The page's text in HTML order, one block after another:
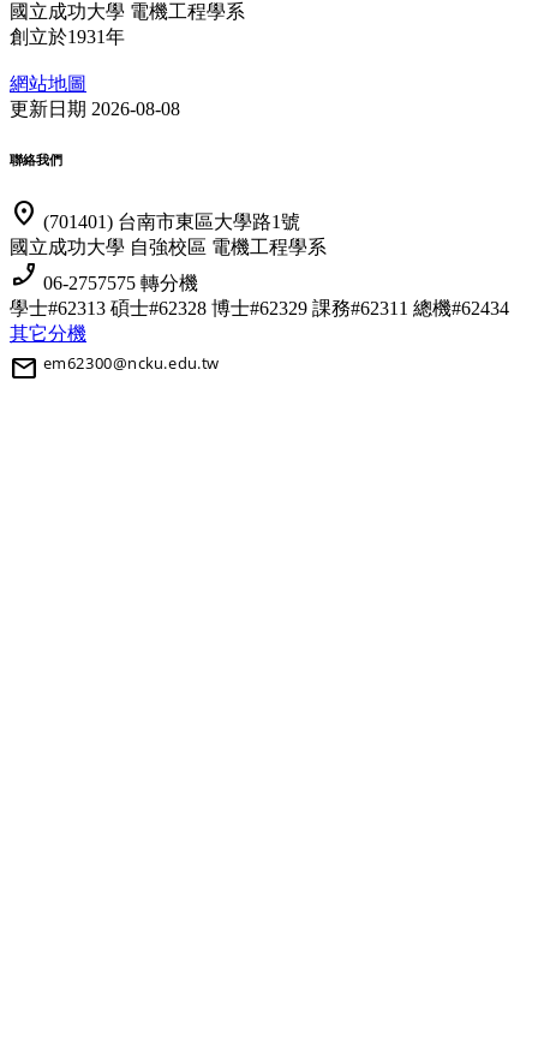
國立成功大學 電機工程學系
創立於1931年
網站地圖
更新日期 2026-08-08
聯絡我們
location_on (701401) 台南市東區大學路1號
國立成功大學 自強校區 電機工程學系
phone_enabled 06-2757575 轉分機
學士#62313 碩士#62328 博士#62329 課務#62311 總機#62434
其它分機
mail